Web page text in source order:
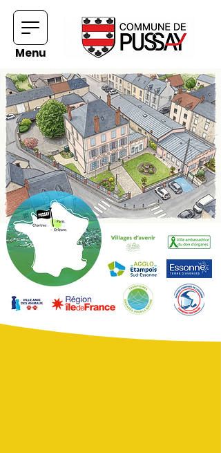
Menu
Pussay, village-bosquet :
de l'énergie et des projets !